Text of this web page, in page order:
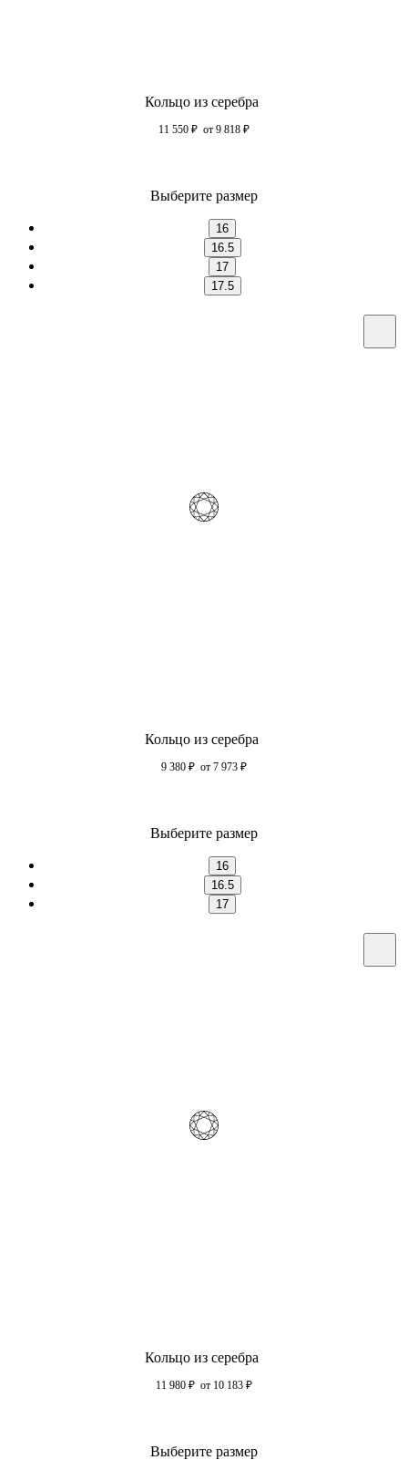
Кольцо из серебра
11 550 ₽ от 9 818 ₽
Выберите размер
16
16.5
17
17.5
Кольцо из серебра
9 380 ₽ от 7 973 ₽
Выберите размер
16
16.5
17
Кольцо из серебра
11 980 ₽ от 10 183 ₽
Выберите размер